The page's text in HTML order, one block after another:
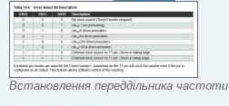
Встановлення переддільника частоти